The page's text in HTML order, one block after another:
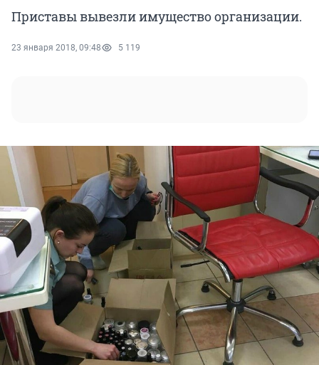
Приставы вывезли имущество организации.
23 января 2018, 09:48 5 119